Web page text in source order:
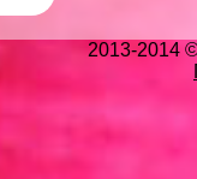
2013-2014